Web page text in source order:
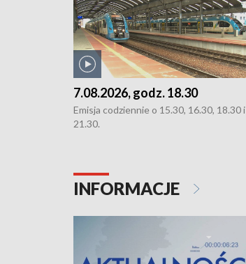
7.08.2026, godz. 18.30
Emisja codziennie o 15.30, 16.30, 18.30 i
21.30.
INFORMACJE